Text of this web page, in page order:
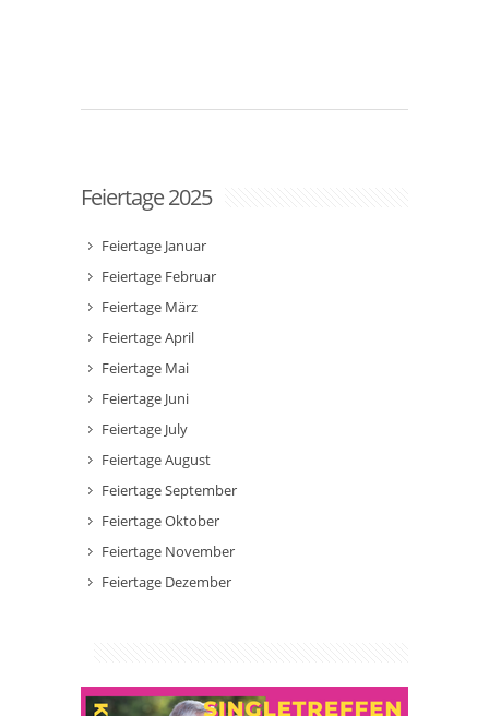
Feiertage 2025
Feiertage Januar
Feiertage Februar
Feiertage März
Feiertage April
Feiertage Mai
Feiertage Juni
Feiertage July
Feiertage August
Feiertage September
Feiertage Oktober
Feiertage November
Feiertage Dezember